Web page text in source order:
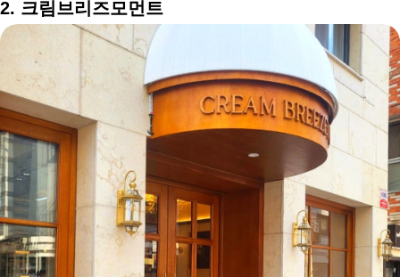
2. 크림브리즈모먼트